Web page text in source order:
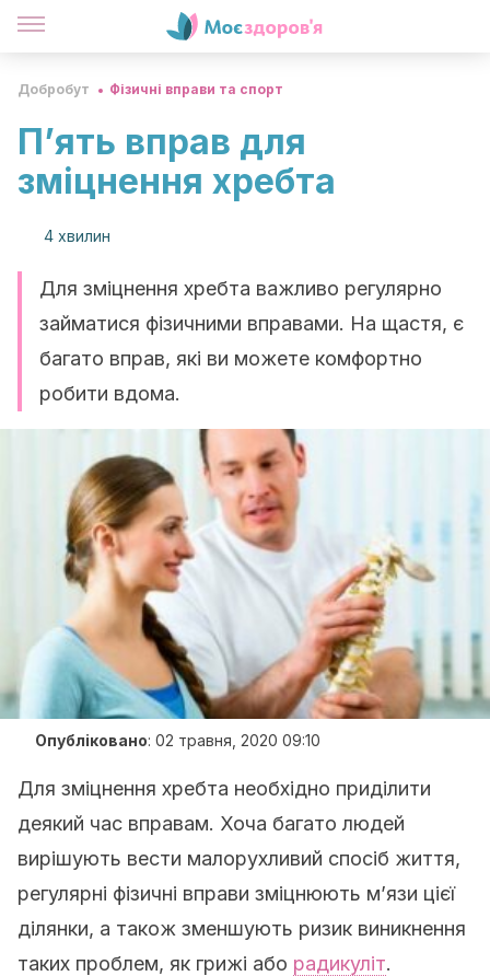
Добробут Фізичні вправи та спорт
П’ять вправ для
зміцнення хребта
4 хвилин
Для зміцнення хребта важливо регулярно
займатися фізичними вправами. На щастя, є
багато вправ, які ви можете комфортно
робити вдома.
Опубліковано: 02 травня, 2020 09:10
Для зміцнення хребта необхідно приділити
деякий час вправам. Хоча багато людей
вирішують вести малорухливий спосіб життя,
регулярні фізичні вправи зміцнюють м’язи цієї
ділянки, а також зменшують ризик виникнення
таких проблем, як грижі або радикуліт.